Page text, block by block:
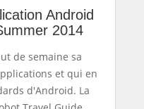
Android
2014
de semaine sa
et qui en
d'Android. La